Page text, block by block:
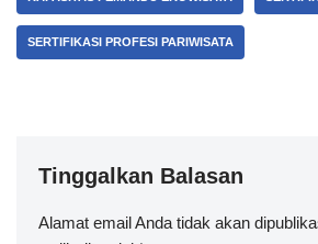
SERTIFIKASI PROFESI PARIWISATA
Tinggalkan Balasan
Alamat email Anda tidak akan